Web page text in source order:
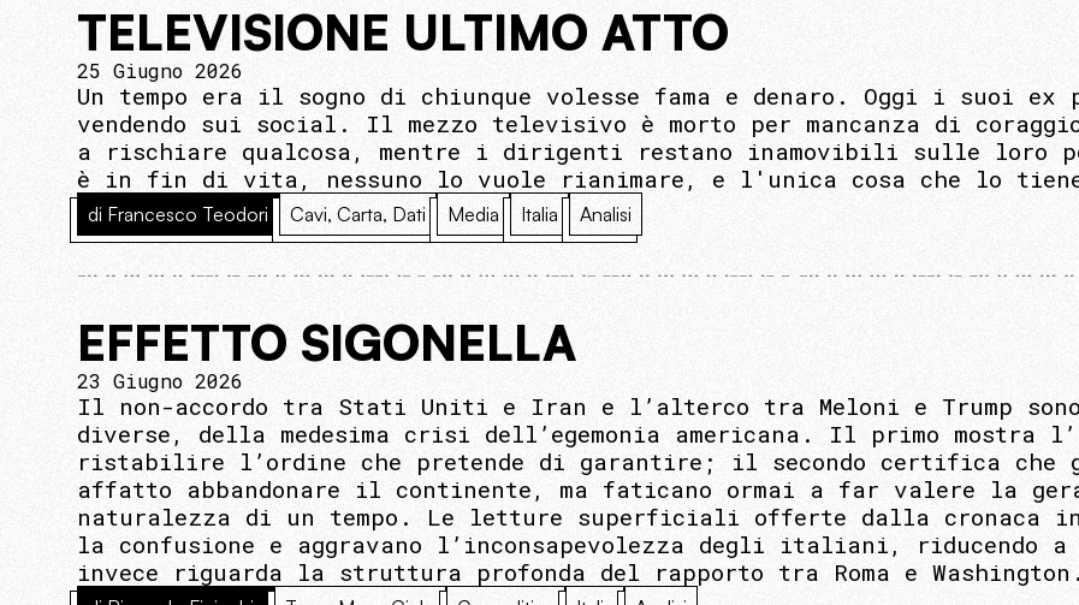
TELEVISIONE ULTIMO ATTO
25 Giugno 2026
Un tempo era il sogno di chiunque volesse fama e denaro. Oggi i suoi ex
vendendo sui social. Il mezzo televisivo è morto per mancanza di
a rischiare qualcosa, mentre i dirigenti restano inamovibili sulle loro
è in fin di vita, nessuno lo vuole rianimare, e l'unica cosa che lo tiene
di Francesco Teodori Cavi, Carta, Dati Media Italia Analisi
EFFETTO SIGONELLA
23 Giugno 2026
Il non-accordo tra Stati Uniti e Iran e l’alterco tra Meloni e Trump
diverse, della medesima crisi dell’egemonia americana. Il primo mostra
ristabilire l’ordine che pretende di garantire; il secondo certifica che
affatto abbandonare il continente, ma faticano ormai a far valere la
naturalezza di un tempo. Le letture superficiali offerte dalla cronaca in
la confusione e aggravano l’inconsapevolezza degli italiani, riducendo a
invece riguarda la struttura profonda del rapporto tra Roma e Washington.